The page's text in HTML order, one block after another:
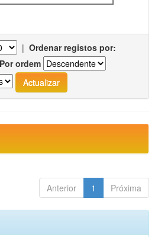
| Ordenar registos por:
Por ordem
Anterior 1 Próxima